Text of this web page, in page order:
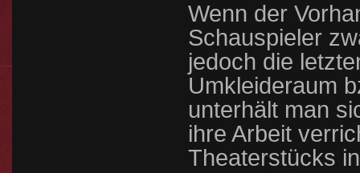
Wenn der
Schauspieler
jedoch die
Umkleideraum
unterhält man
ihre Arbeit
Theaterstücks